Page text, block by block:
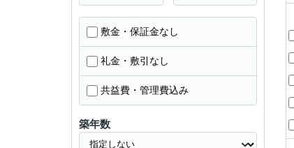
敷金・保証金なし
礼金・敷引なし
共益費・管理費込み
築年数